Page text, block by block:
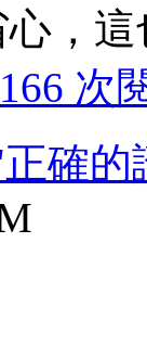
，這
166 次
確